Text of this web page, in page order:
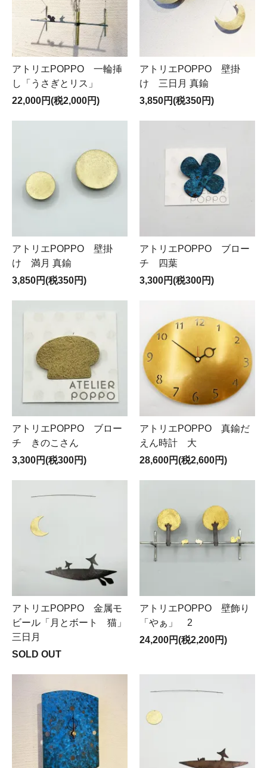
アトリエPOPPO 一輪挿
し「うさぎとリス」
22,000円(税2,000円)
アトリエPOPPO 壁掛
け 三日月 真鍮
3,850円(税350円)
アトリエPOPPO 壁掛
け 満月 真鍮
3,850円(税350円)
アトリエPOPPO ブロー
チ 四葉
3,300円(税300円)
アトリエPOPPO ブロー
チ きのこさん
3,300円(税300円)
アトリエPOPPO 真鍮だ
えん時計 大
28,600円(税2,600円)
アトリエPOPPO 金属モ
ビール「月とボート 猫」
三日月
SOLD OUT
アトリエPOPPO 壁飾り
「やぁ」 2
24,200円(税2,200円)